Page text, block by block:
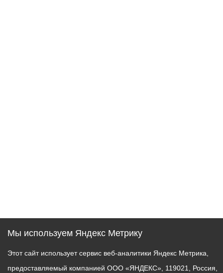
Мы используем Яндекс Метрику
Этот сайт использует сервис веб-аналитики Яндекс Метрика,
предоставляемый компанией ООО «ЯНДЕКС», 119021, Россия,